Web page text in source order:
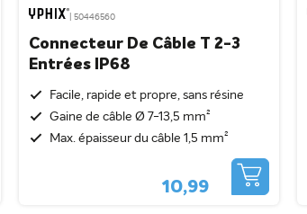
| 50446560
Connecteur De Câble T 2-3
Entrées IP68
Facile, rapide et propre, sans résine
Gaine de câble Ø 7-13,5 mm²
Max. épaisseur du câble 1,5 mm²
10,99